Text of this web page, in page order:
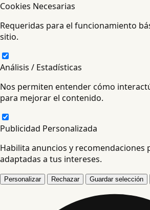
Cookies Necesarias
Requeridas para el funcionamiento
sitio.
Análisis / Estadísticas
Nos permiten entender cómo
para mejorar el contenido.
Publicidad Personalizada
Habilita anuncios y recomendaciones
adaptadas a tus intereses.
Personalizar Rechazar Guardar selección